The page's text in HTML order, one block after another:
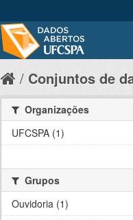
Conjuntos de
Organizações
UFCSPA (1)
Grupos
Ouvidoria (1)